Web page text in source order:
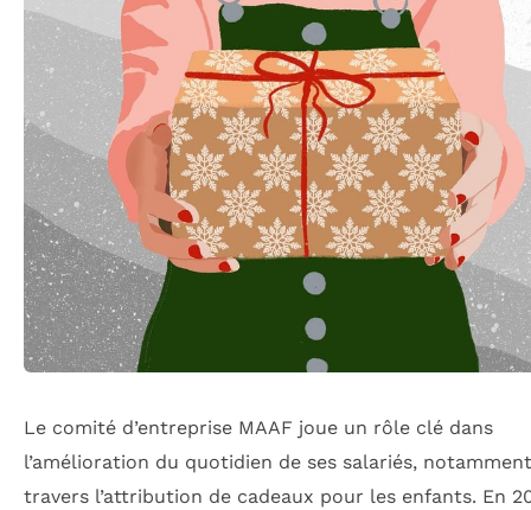
Le comité d’entreprise MAAF joue un rôle clé dans
l’amélioration du quotidien de ses salariés,
travers l’attribution de cadeaux pour les enfants. En